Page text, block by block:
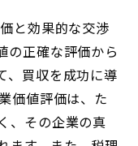
と効果的な交渉
の正確な評価から
、買収を成功に導
価値評価は、た
、その企業の真